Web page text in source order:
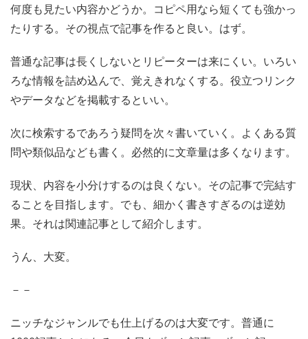
何度も見たい内容かどうか。コピペ用なら短くても強かっ
たりする。その視点で記事を作ると良い。はず。
普通な記事は長くしないとリピーターは来にくい。いろい
ろな情報を詰め込んで、覚えきれなくする。役立つリンク
やデータなどを掲載するといい。
次に検索するであろう疑問を次々書いていく。よくある質
問や類似品なども書く。必然的に文章量は多くなります。
現状、内容を小分けするのは良くない。その記事で完結す
ることを目指します。でも、細かく書きすぎるのは逆効
果。それは関連記事として紹介します。
うん、大変。
－－
ニッチなジャンルでも仕上げるのは大変です。普通に